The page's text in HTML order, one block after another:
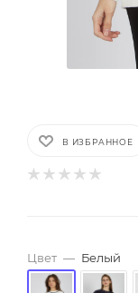
В ИЗБРАННОЕ
Цвет — Белый